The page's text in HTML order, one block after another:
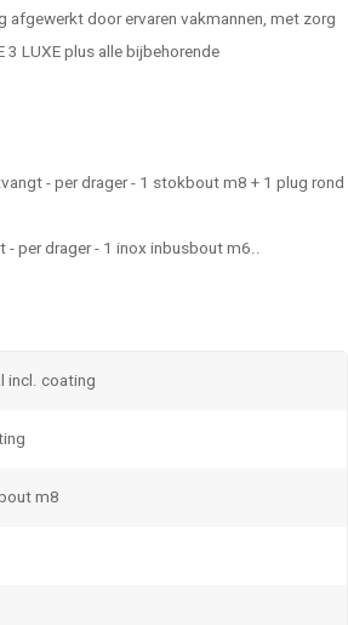
door ervaren vakmannen, met zorg
LUXE plus alle bijbehorende
- per drager - 1 stokbout m8 + 1 plug rond
- per drager - 1 inox inbusbout m6..
incl. coating
m8